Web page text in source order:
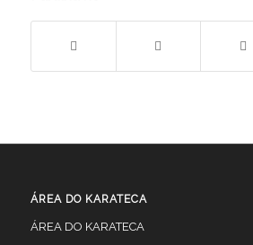
ÁREA DO KARATECA
ÁREA DO KARATECA